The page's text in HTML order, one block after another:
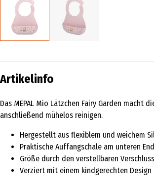
Artikelinfo
Das MEPAL Mio Lätzchen Fairy Garden
anschließend mühelos reinigen.
Hergestellt aus flexiblem und weichem
Praktische Auffangschale am unteren
Größe durch den verstellbaren
Verziert mit einem kindgerechten